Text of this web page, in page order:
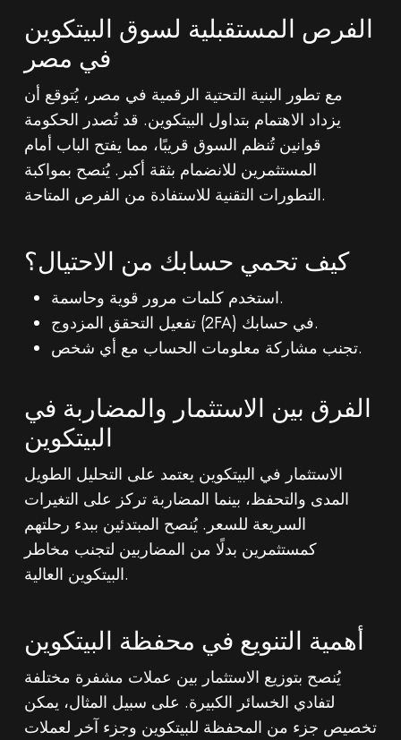
الفرص المستقبلية لسوق البيتكوين
في مصر
مع تطور البنية التحتية الرقمية في مصر، يُتوقع أن
يزداد الاهتمام بتداول البيتكوين. قد تُصدر الحكومة
قوانين تُنظم السوق قريبًا، مما يفتح الباب أمام
المستثمرين للانضمام بثقة أكبر. يُنصح بمواكبة
التطورات التقنية للاستفادة من الفرص المتاحة.
كيف تحمي حسابك من الاحتيال؟
استخدم كلمات مرور قوية وحاسمة.
تفعيل التحقق المزدوج (2FA) في حسابك.
تجنب مشاركة معلومات الحساب مع أي شخص.
الفرق بين الاستثمار والمضاربة في
البيتكوين
الاستثمار في البيتكوين يعتمد على التحليل الطويل
المدى والتحفظ، بينما المضاربة تركز على التغيرات
السريعة للسعر. يُنصح المبتدئين ببدء رحلتهم
كمستثمرين بدلًا من المضاربين لتجنب مخاطر
البيتكوين العالية.
أهمية التنويع في محفظة البيتكوين
يُنصح بتوزيع الاستثمار بين عملات مشفرة مختلفة
لتفادي الخسائر الكبيرة. على سبيل المثال، يمكن
تخصيص جزء من المحفظة للبيتكوين وجزء آخر لعملات